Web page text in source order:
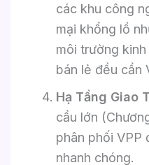
các khu công
mại khổng lồ
môi trường
bán lẻ đều cần
Hạ Tầng Giao
cầu lớn
phân phối VPP
nhanh chóng.